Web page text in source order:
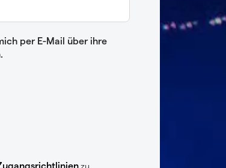
per E-Mail über ihre